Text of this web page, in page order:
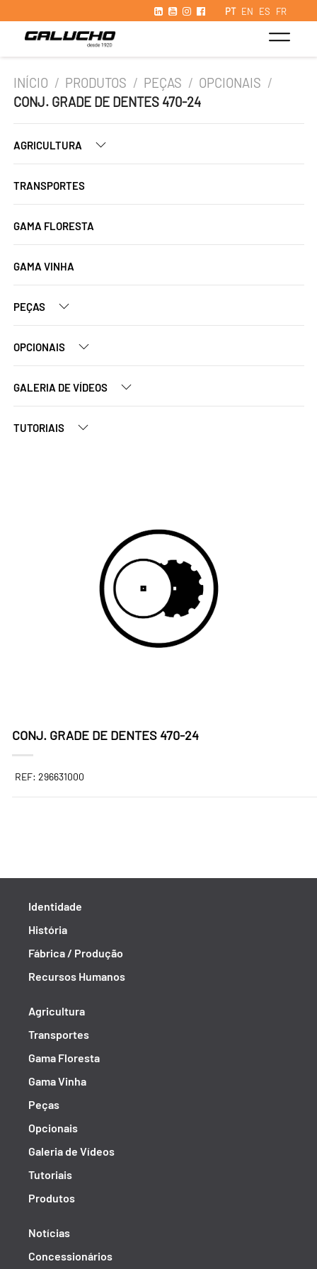
PT EN ES FR
INÍCIO / PRODUTOS / PEÇAS / OPCIONAIS /
CONJ. GRADE DE DENTES 470-24
AGRICULTURA
TRANSPORTES
GAMA FLORESTA
GAMA VINHA
PEÇAS
OPCIONAIS
GALERIA DE VÍDEOS
TUTORIAIS
CONJ. GRADE DE DENTES 470-24
REF: 296631000
Identidade
História
Fábrica / Produção
Recursos Humanos
Agricultura
Transportes
Gama Floresta
Gama Vinha
Peças
Opcionais
Galeria de Vídeos
Tutoriais
Produtos
Notícias
Concessionários